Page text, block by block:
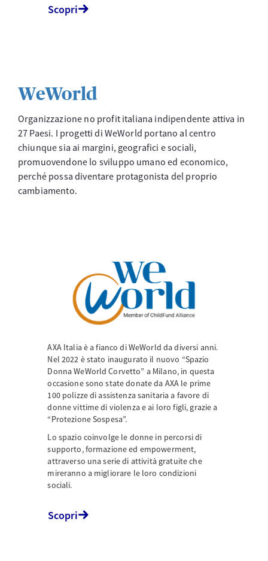
Scopri
WeWorld
Organizzazione no profit italiana indipendente attiva in
27 Paesi. I progetti di WeWorld portano al centro
chiunque sia ai margini, geografici e sociali,
promuovendone lo sviluppo umano ed economico,
perché possa diventare protagonista del proprio
cambiamento.
AXA Italia è a fianco di WeWorld da diversi anni.
Nel 2022 è stato inaugurato il nuovo “Spazio
Donna WeWorld Corvetto” a Milano, in questa
occasione sono state donate da AXA le prime
100 polizze di assistenza sanitaria a favore di
donne vittime di violenza e ai loro figli, grazie a
“Protezione Sospesa”.
Lo spazio coinvolge le donne in percorsi di
supporto, formazione ed empowerment,
attraverso una serie di attività gratuite che
mireranno a migliorare le loro condizioni
sociali.
Scopri